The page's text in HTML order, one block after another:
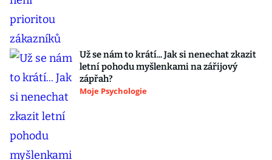
Už se nám to krátí... Jak si nenechat zkazit
letní pohodu myšlenkami na zářijový
zápřah?
Moje Psychologie